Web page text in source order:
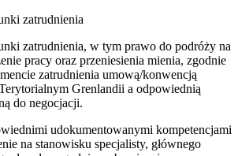
zatrudnienia
zatrudnienia, w tym prawo do podróży na
pracy oraz przeniesienia mienia, zgodnie
zatrudnienia umową/konwencją
Grenlandii a odpowiednią
do negocjacji.
udokumentowanymi kompetencjami
na stanowisku specjalisty, głównego